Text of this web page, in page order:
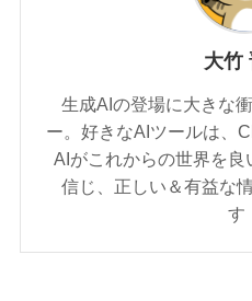
大竹
生成AIの登場に大きな
ー。好きなAIツールは、
AIがこれからの世界を良
信じ、正しい＆有益な
す